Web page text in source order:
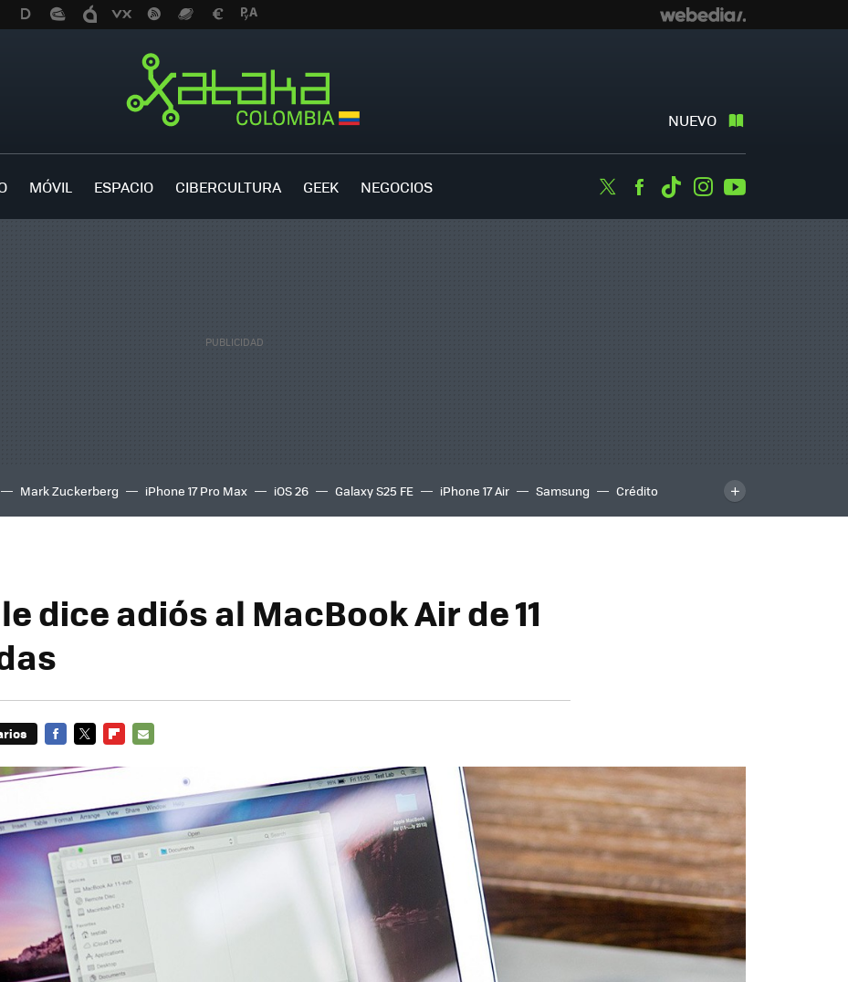
NUEVO
MÓVIL ESPACIO CIBERCULTURA GEEK NEGOCIOS TwitterFacebook
TiktokInstagram
Mark Zuckerberg iPhone 17 Pro Max iOS 26 Galaxy S25 FE iPhone 17 Air Samsung
Crédito
C8K
dice adiós al MacBook Air de 11